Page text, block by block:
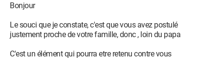
Bonjour
Le souci que je constate, c'est que vous avez postulé
justement proche de votre famille, donc , loin du papa
C'est un élément qui pourra etre retenu contre vous